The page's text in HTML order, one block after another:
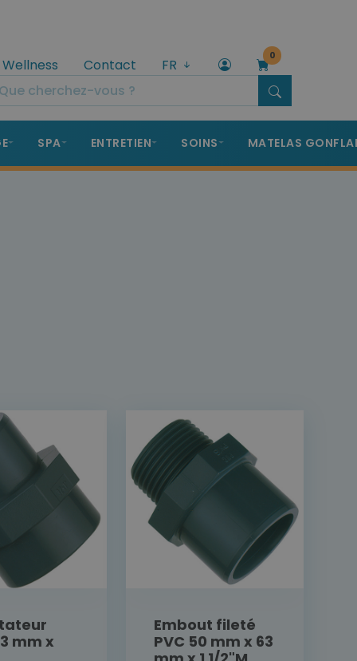
Contact FR
0
SPA ENTRETIEN SOINS MATELAS
mm x
Embout fileté
PVC 50 mm x 63